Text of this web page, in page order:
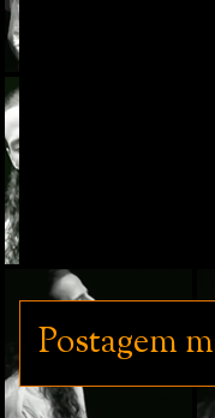
Postagem